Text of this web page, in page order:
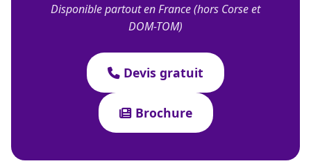
Disponible partout en France (hors Corse et
DOM-TOM)
Devis gratuit
Brochure